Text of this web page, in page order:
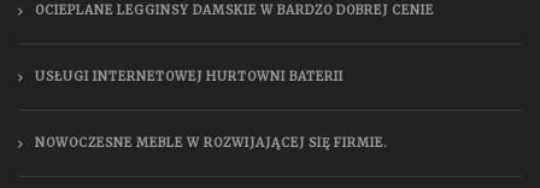
OCIEPLANE LEGGINSY DAMSKIE W BARDZO DOBREJ CENIE
USŁUGI INTERNETOWEJ HURTOWNI BATERII
NOWOCZESNE MEBLE W ROZWIJAJĄCEJ SIĘ FIRMIE.